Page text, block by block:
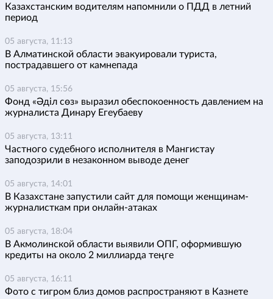
Казахстанским водителям напомнили о ПДД в летний
период
05 августа, 11:13
В Алматинской области эвакуировали туриста,
пострадавшего от камнепада
05 августа, 15:56
Фонд «Әділ сөз» выразил обеспокоенность давлением на
журналиста Динару Егеубаеву
05 августа, 13:11
Частного судебного исполнителя в Мангистау
заподозрили в незаконном выводе денег
05 августа, 14:01
В Казахстане запустили сайт для помощи женщинам-
журналисткам при онлайн-атаках
05 августа, 18:04
В Акмолинской области выявили ОПГ, оформившую
кредиты на около 2 миллиарда теңге
05 августа, 16:11
Фото с тигром близ домов распространяют в Казнете